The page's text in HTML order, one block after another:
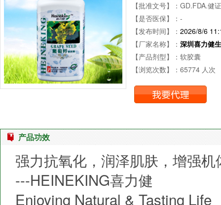
【批准文号】：GD.FDA.健
【是否医保】：-
【发布时间】： 2026/8/6
【厂家名称】： 深圳喜力健
【产品剂型】：软胶囊
【浏览次数】：65774 人次
产品功效
强力抗氧化，润泽肌肤，增强
---HEINEKING喜力健
Enjoying Natural & Tasting Life